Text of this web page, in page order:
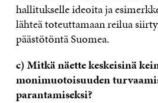
hallitukselle ideoita ja
lähteä toteuttamaan reilua
päästötöntä Suomea.
c) Mitkä näette keskeisinä
monimuotoisuuden
parantamiseksi?